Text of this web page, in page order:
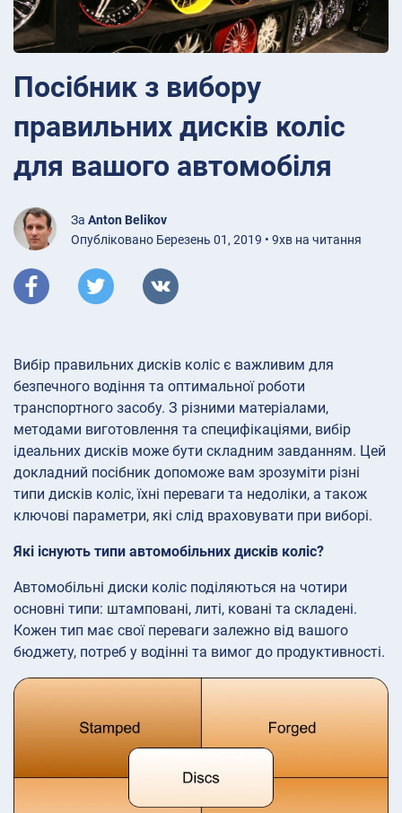
Посібник з вибору
правильних дисків коліс
для вашого автомобіля
За Anton Belikov
Опубліковано Березень 01, 2019 • 9хв на читання
Вибір правильних дисків коліс є важливим для
безпечного водіння та оптимальної роботи
транспортного засобу. З різними матеріалами,
методами виготовлення та специфікаціями, вибір
ідеальних дисків може бути складним завданням. Цей
докладний посібник допоможе вам зрозуміти різні
типи дисків коліс, їхні переваги та недоліки, а також
ключові параметри, які слід враховувати при виборі.
Які існують типи автомобільних дисків коліс?
Автомобільні диски коліс поділяються на чотири
основні типи: штамповані, литі, ковані та складені.
Кожен тип має свої переваги залежно від вашого
бюджету, потреб у водінні та вимог до продуктивності.